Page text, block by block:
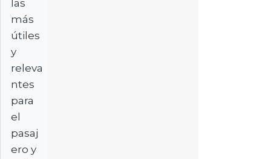
las
más
útiles
y
releva
ntes
para
el
pasaj
ero y